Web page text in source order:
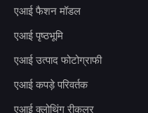
एआई फैशन मॉडल
एआई पृष्ठभूमि
एआई उत्पाद फोटोग्राफी
एआई कपड़े परिवर्तक
एआई क्लोथिंग रीकलर